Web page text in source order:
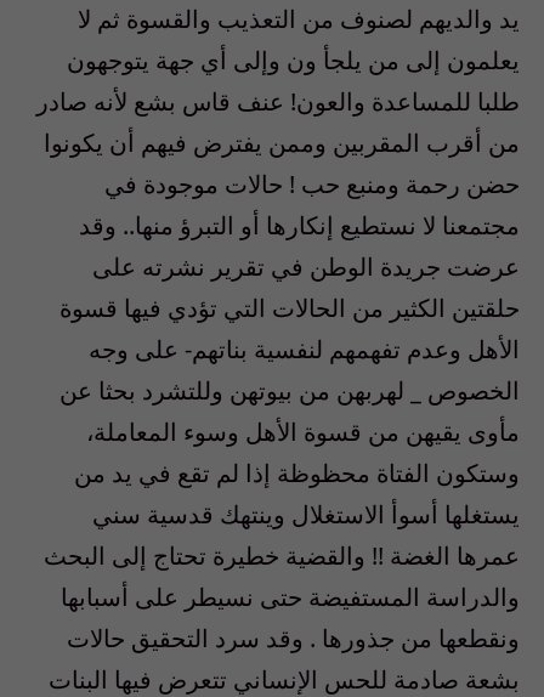
يد والديهم لصنوف من التعذيب والقسوة ثم لا
يعلمون إلى من يلجأ ون وإلى أي جهة يتوجهون
طلبا للمساعدة والعون! عنف قاس بشع لأنه صادر
من أقرب المقربين وممن يفترض فيهم أن يكونوا
حضن رحمة ومنبع حب ! حالات موجودة في
مجتمعنا لا نستطيع إنكارها أو التبرؤ منها.. وقد
عرضت جريدة الوطن في تقرير نشرته على
حلقتين الكثير من الحالات التي تؤدي فيها قسوة
الأهل وعدم تفهمهم لنفسية بناتهم- على وجه
الخصوص _ لهربهن من بيوتهن وللتشرد بحثا عن
مأوى يقيهن من قسوة الأهل وسوء المعاملة،
وستكون الفتاة محظوظة إذا لم تقع في يد من
يستغلها أسوأ الاستغلال وينتهك قدسية سني
عمرها الغضة !! والقضية خطيرة تحتاج إلى البحث
والدراسة المستفيضة حتى نسيطر على أسبابها
ونقطعها من جذورها . وقد سرد التحقيق حالات
بشعة صادمة للحس الإنساني تتعرض فيها البنات